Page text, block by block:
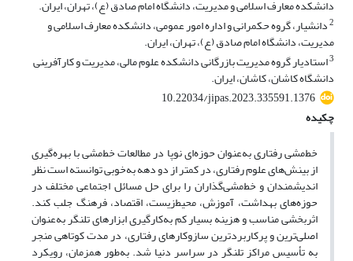
دانشکده معارف اسلامی و مدیریت، دانشگاه امام صادق (ع)، تهران، ایران.
2دانشیار، گروه حکمرانی و اداره امور عمومی، دانشکده معارف اسلامی و
مدیریت، دانشگاه امام صادق (ع)، تهران، ایران.
3استادیار گروه مدیریت بازرگانی دانشکده علوم مالی، مدیریت و کارآفرینی
دانشگاه کاشان، کاشان، ایران.
10.22034/jipas.2023.335591.1376
چکیده
خط‌مشی رفتاری به‌عنوان حوزه‌ای نوپا در مطالعات خط‌مشی با بهره‌گیری
از بینش‌های علوم رفتاری، در کمتر از دو دهه به‌خوبی توانسته است نظر
اندیشمندان و خط‌مشی‌گذاران را برای حل مسائل اجتماعی مختلف در
حوزه‌های بهداشت، آموزش، محیط‌زیست، اقتصاد، فرهنگ‌ جلب کند.
اثربخشی مناسب و هزینه بسیار کم به‌کارگیری ابزارهای تلنگر به‌عنوان
اصلی‌ترین‌ و پرکاربردترین سازوکارهای رفتاری، در مدت کوتاهی منجر
به تأسیس مراکز تلنگر در سراسر دنیا شد. به‌طور همزمان، رویکرد